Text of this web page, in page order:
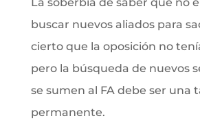
buscar nuevos aliados para
cierto que la oposición no
pero la búsqueda de nuevos
se sumen al FA debe ser una
permanente.